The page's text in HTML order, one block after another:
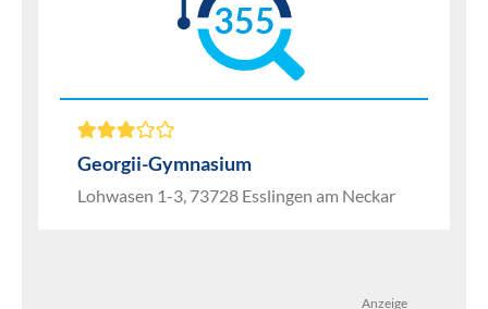
355
Georgii-Gymnasium
Lohwasen 1-3, 73728 Esslingen am Neckar
Anzeige